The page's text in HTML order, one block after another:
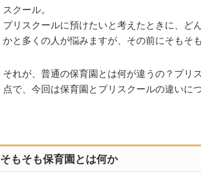
スクール。
プリスクールに預けたいと考えたときに、ど
かと多くの人が悩みますが、その前にそもそ
それが、普通の保育園とは何が違うの？プリ
点で、今回は保育園とプリスクールの違いに
そもそも保育園とは何か